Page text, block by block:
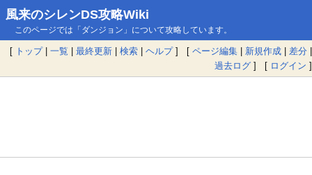
風来のシレンDS攻略Wiki
このページでは「ダンジョン」について攻略しています。
[ トップ| 一覧 | 最終更新 | 検索 | ヘルプ] [ ページ編集 | 新規作成 | 差分 |
過去ログ ] [ ログイン ]